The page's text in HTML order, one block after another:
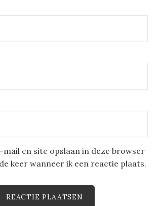
mail en site opslaan in deze browser
keer wanneer ik een reactie plaats.